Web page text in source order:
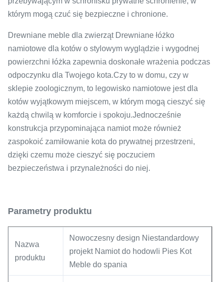
którym mogą czuć się bezpieczne i chronione.
Drewniane meble dla zwierząt Drewniane łóżko
namiotowe dla kotów o stylowym wyglądzie i wygodnej
powierzchni łóżka zapewnia doskonałe wrażenia podczas
odpoczynku dla Twojego kota.Czy to w domu, czy w
sklepie zoologicznym, to legowisko namiotowe jest dla
kotów wyjątkowym miejscem, w którym mogą cieszyć się
każdą chwilą w komforcie i spokoju.Jednocześnie
konstrukcja przypominająca namiot może również
zaspokoić zamiłowanie kota do prywatnej przestrzeni,
dzięki czemu może cieszyć się poczuciem
bezpieczeństwa i przynależności do niej.
Parametry produktu
Nazwa
produktu
Nowoczesny design Niestandardowy
projekt Namiot do hodowli Pies Kot
Meble do spania